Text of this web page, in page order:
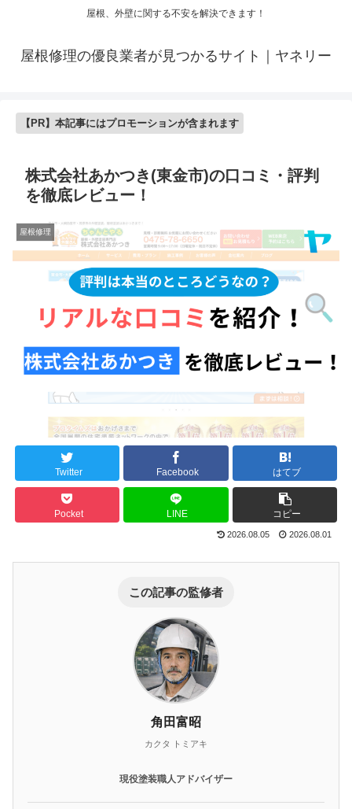
屋根、外壁に関する不安を解決できます！
屋根修理の優良業者が見つかるサイト｜ヤネリー
【PR】本記事にはプロモーションが含まれます
株式会社あかつき(東金市)の口コミ・評判
を徹底レビュー！
屋根修理
Twitter Facebook はてブ
Pocket LINE コピー
2026.08.05 2026.08.01
この記事の監修者
角田富昭
カクタ トミアキ
現役塗装職人アドバイザー